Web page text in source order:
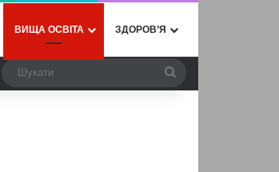
ВИЩА ОСВІТА ЗДОРОВ’Я
стаття
Switch skin